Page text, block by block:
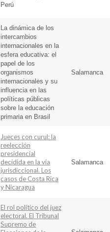
Perú
La dinámica de los
intercambios
internacionales en la
esfera educativa: el
papel de los
organismos
internacionales y su
influencia en las
políticas públicas
sobre la educación
primaria en Brasil
Salamanca
Jueces con curul: la
reelección
presidencial
decidida en la vía
jurisdiccional. Los
casos de Costa Rica
y Nicaragua
Salamanca
El rol político del juez
electoral. El Tribunal
Supremo de